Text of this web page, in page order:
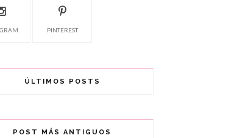
PINTEREST
ÚLTIMOS POSTS
POST MÁS ANTIGUOS